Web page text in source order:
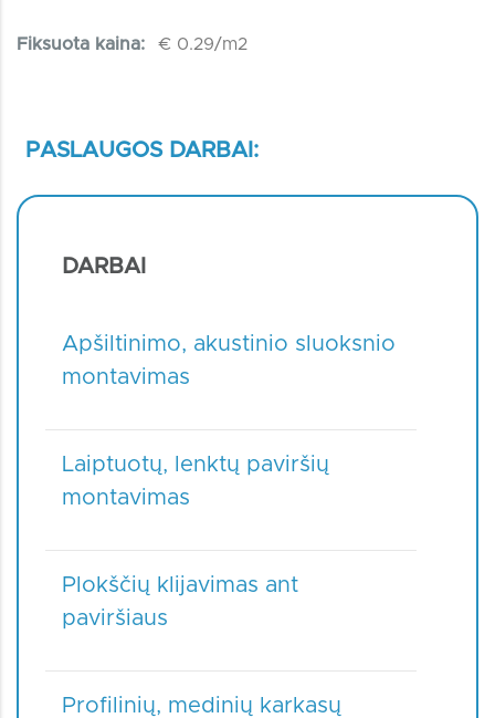
Fiksuota kaina: € 0.29/m2
PASLAUGOS DARBAI:
DARBAI
Apšiltinimo, akustinio sluoksnio
montavimas
Laiptuotų, lenktų paviršių
montavimas
Plokščių klijavimas ant
paviršiaus
Profilinių, medinių karkasų